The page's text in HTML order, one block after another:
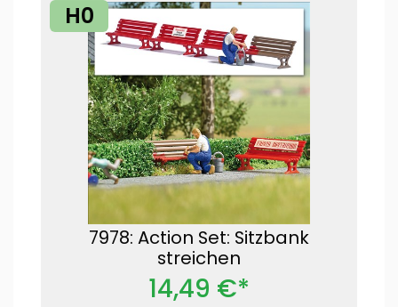
H0
7978: Action Set: Sitzbank
streichen
14,49 €*